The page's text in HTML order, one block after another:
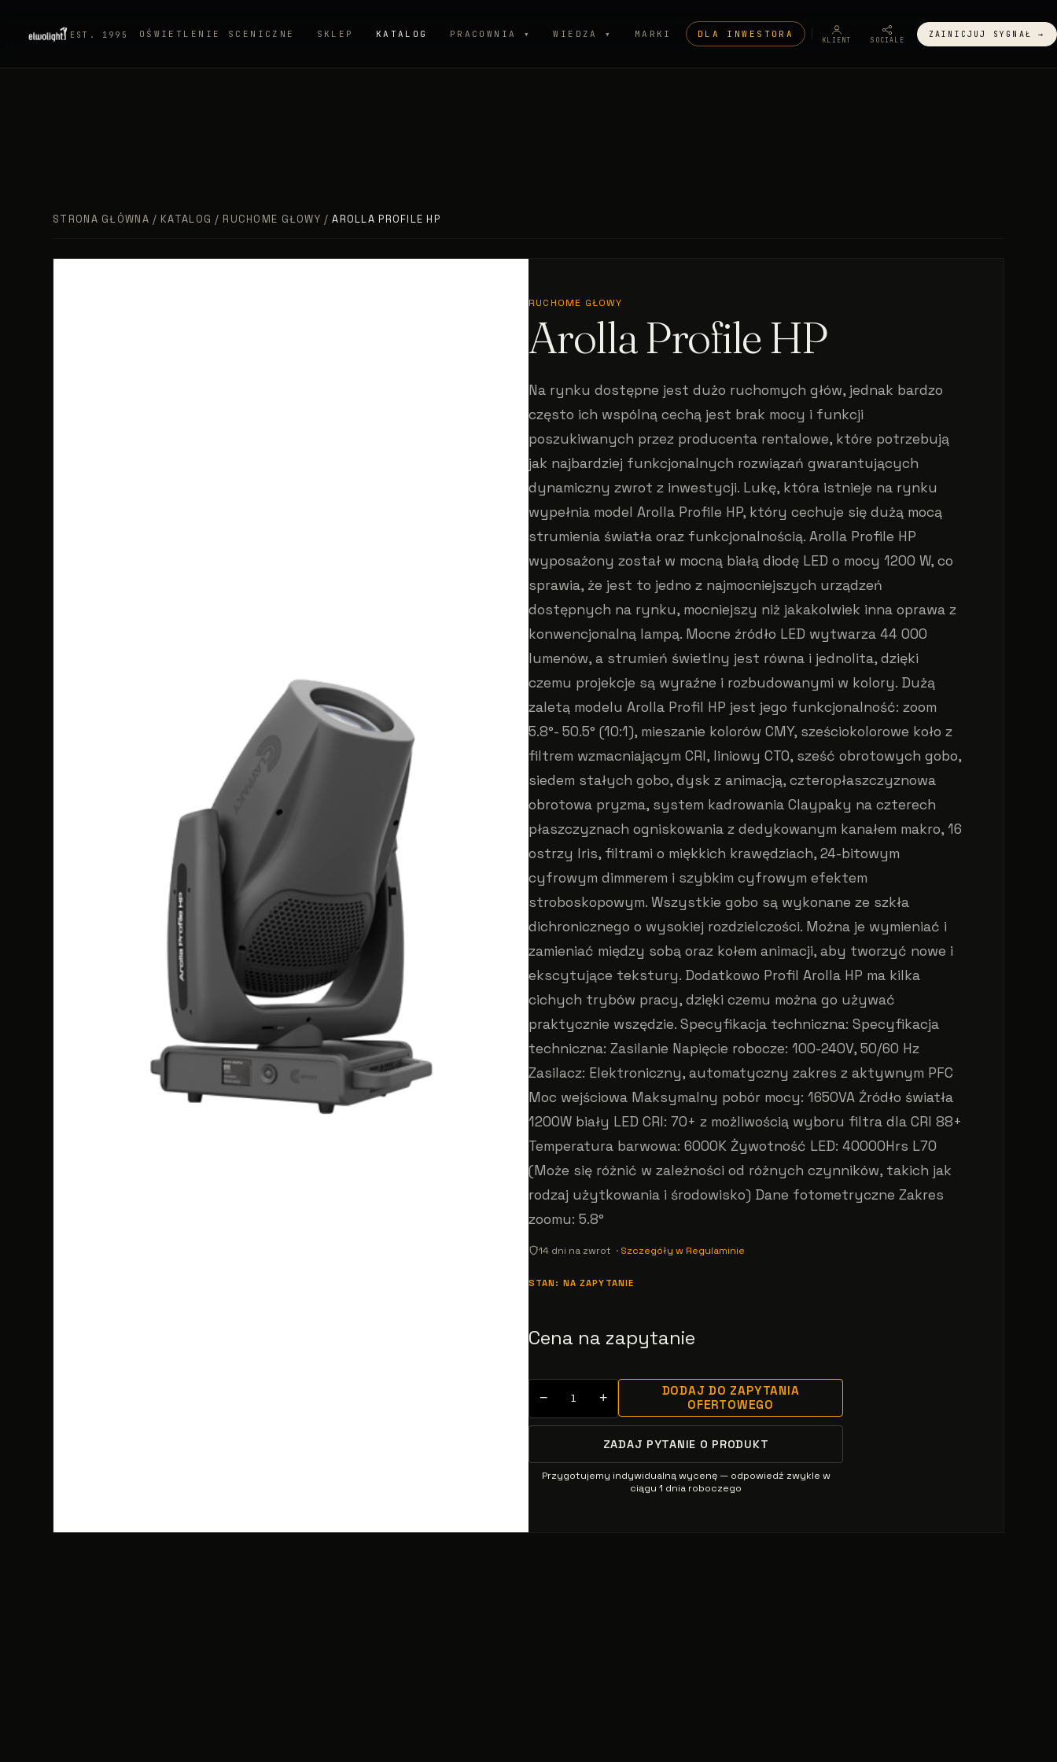
EST. 1995 OŚWIETLENIE SCENICZNE SKLEP KATALOG PRACOWNIA ▾ WIEDZA ▾ MARKI DLA INWESTORA
KLIENT SOCIALE
ZAINICJUJ SYGNAŁ →
STRONA GŁÓWNA / KATALOG / RUCHOME GŁOWY / AROLLA PROFILE HP
RUCHOME GŁOWY
Arolla Profile HP
Na rynku dostępne jest dużo ruchomych głów, jednak bardzo
często ich wspólną cechą jest brak mocy i funkcji
poszukiwanych przez producenta rentalowe, które potrzebują
jak najbardziej funkcjonalnych rozwiązań gwarantujących
dynamiczny zwrot z inwestycji. Lukę, która istnieje na rynku
wypełnia model Arolla Profile HP, który cechuje się dużą mocą
strumienia światła oraz funkcjonalnością. Arolla Profile HP
wyposażony został w mocną białą diodę LED o mocy 1200 W, co
sprawia, że jest to jedno z najmocniejszych urządzeń
dostępnych na rynku, mocniejszy niż jakakolwiek inna oprawa z
konwencjonalną lampą. Mocne źródło LED wytwarza 44 000
lumenów, a strumień świetlny jest równa i jednolita, dzięki
czemu projekcje są wyraźne i rozbudowanymi w kolory. Dużą
zaletą modelu Arolla Profil HP jest jego funkcjonalność: zoom
5.8°- 50.5° (10:1), mieszanie kolorów CMY, sześciokolorowe koło z
filtrem wzmacniającym CRI, liniowy CTO, sześć obrotowych gobo,
siedem stałych gobo, dysk z animacją, czteropłaszczyznowa
obrotowa pryzma, system kadrowania Claypaky na czterech
płaszczyznach ogniskowania z dedykowanym kanałem makro, 16
ostrzy Iris, filtrami o miękkich krawędziach, 24-bitowym
cyfrowym dimmerem i szybkim cyfrowym efektem
stroboskopowym. Wszystkie gobo są wykonane ze szkła
dichronicznego o wysokiej rozdzielczości. Można je wymieniać i
zamieniać między sobą oraz kołem animacji, aby tworzyć nowe i
ekscytujące tekstury. Dodatkowo Profil Arolla HP ma kilka
cichych trybów pracy, dzięki czemu można go używać
praktycznie wszędzie. Specyfikacja techniczna: Specyfikacja
techniczna: Zasilanie Napięcie robocze: 100-240V, 50/60 Hz
Zasilacz: Elektroniczny, automatyczny zakres z aktywnym PFC
Moc wejściowa Maksymalny pobór mocy: 1650VA Źródło światła
1200W biały LED CRI: 70+ z możliwością wyboru filtra dla CRI 88+
Temperatura barwowa: 6000K Żywotność LED: 40000Hrs L70
(Może się różnić w zależności od różnych czynników, takich jak
rodzaj użytkowania i środowisko) Dane fotometryczne Zakres
zoomu: 5.8°
14 dni na zwrot · Szczegóły w Regulaminie
STAN: NA ZAPYTANIE
Cena na zapytanie
− +
DODAJ DO ZAPYTANIA
OFERTOWEGO
ZADAJ PYTANIE O PRODUKT
Przygotujemy indywidualną wycenę — odpowiedź zwykle w
ciągu 1 dnia roboczego